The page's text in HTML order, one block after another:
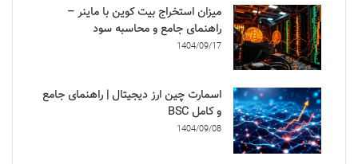
میزان استخراج بیت کوین با ماینر –
راهنمای جامع و محاسبه سود
1404/09/17
اسمارت چین ارز دیجیتال | راهنمای جامع
و کامل BSC
1404/09/08